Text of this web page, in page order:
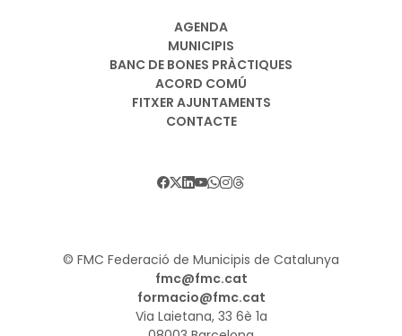
AGENDA
MUNICIPIS
BANC DE BONES PRÀCTIQUES
ACORD COMÚ
FITXER AJUNTAMENTS
CONTACTE
© FMC Federació de Municipis de Catalunya
fmc@fmc.cat
formacio@fmc.cat
Via Laietana, 33 6è 1a